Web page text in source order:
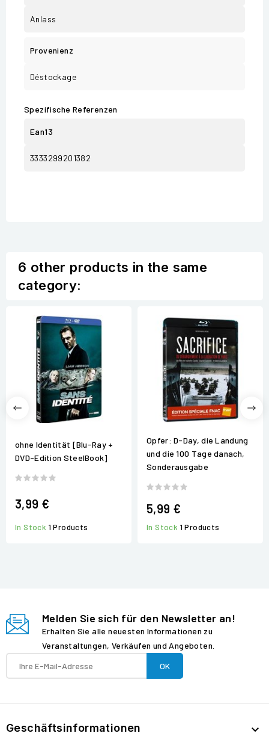
Anlass
Provenienz
Déstockage
Spezifische Referenzen
Ean13
3333299201382
6 other products in the same
category:
ohne Identität [Blu-Ray +
DVD-Edition SteelBook]
3,99 €
In Stock 1 Products
Opfer: D-Day, die Landung
und die 100 Tage danach,
Sonderausgabe
5,99 €
In Stock 1 Products
Melden Sie sich für den Newsletter an!
Erhalten Sie alle neuesten Informationen zu
Veranstaltungen, Verkäufen und Angeboten.
Geschäftsinformationen 